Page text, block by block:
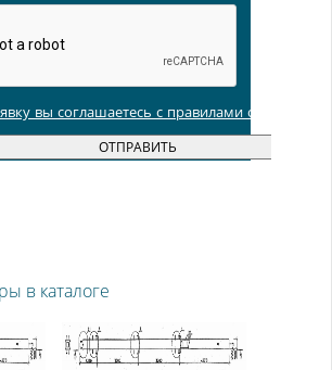
вы соглашаетесь с правилами обработки
в каталоге